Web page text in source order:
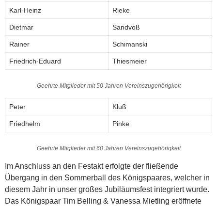
Karl-Heinz Rieke
Dietmar Sandvoß
Rainer Schimanski
Friedrich-Eduard Thiesmeier
Geehrte Mitglieder mit 50 Jahren Vereinszugehörigkeit
Peter Kluß
Friedhelm Pinke
Geehrte Mitglieder mit 60 Jahren Vereinszugehörigkeit
Im Anschluss an den Festakt erfolgte der fließende
Übergang in den Sommerball des Königspaares, welcher in
diesem Jahr in unser großes Jubiläumsfest integriert wurde.
Das Königspaar Tim Belling & Vanessa Mietling eröffnete